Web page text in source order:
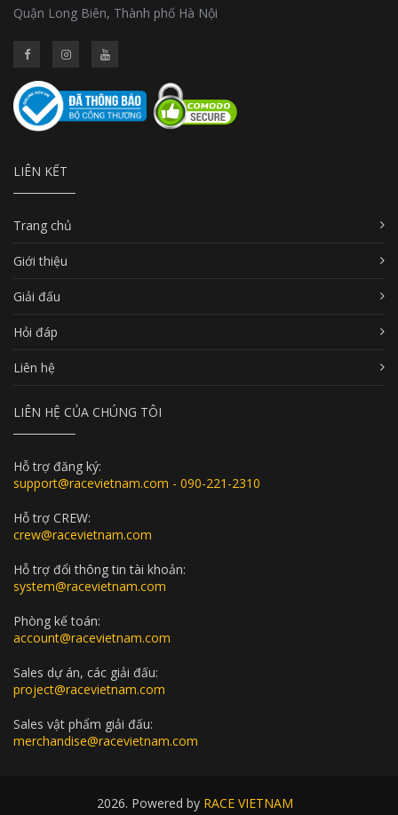
Quận Long Biên, Thành phố Hà Nội
LIÊN KẾT
Trang chủ
Giới thiệu
Giải đấu
Hỏi đáp
Liên hệ
LIÊN HỆ CỦA CHÚNG TÔI
Hỗ trợ đăng ký:
support@racevietnam.com - 090-221-2310
Hỗ trợ CREW:
crew@racevietnam.com
Hỗ trợ đổi thông tin tài khoản:
system@racevietnam.com
Phòng kế toán:
account@racevietnam.com
Sales dự án, các giải đấu:
project@racevietnam.com
Sales vật phẩm giải đấu:
merchandise@racevietnam.com
2026. Powered by RACE VIETNAM